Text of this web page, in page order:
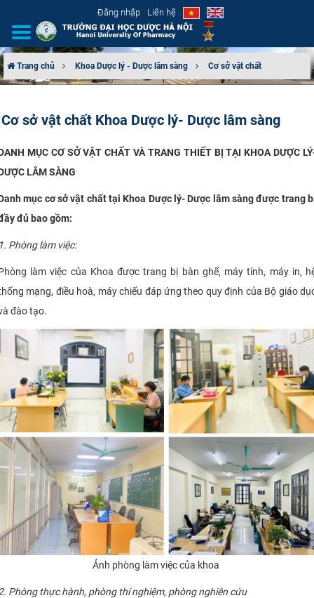
Đăng nhập Liên hệ
CƠ CẤU TỔ CHỨC
TUYỂN SINH
ĐÀO TẠO
KHOA HỌC CÔNG NGHỆ
HTQT
CỰU NGƯỜI HỌC
Trang chủ Khoa Dược lý - Dược lâm sàng Cơ sở vật chất
Cơ sở vật chất Khoa Dược lý- Dược lâm sàng
MỤC CƠ SỞ VẬT CHẤT VÀ TRANG THIẾT BỊ TẠI KHOA DƯỢC
LÂM SÀNG
mục cơ sở vật chất tại Khoa Dược lý- Dược lâm sàng được trang
đủ bao gồm:
Phòng làm việc:
làm việc của Khoa được trang bị bàn ghế, máy tính, máy in,
mạng, điều hoà, máy chiếu đáp ứng theo quy định của Bộ giáo
đào tạo.
Ảnh phòng làm việc của khoa
Phòng thực hành, phòng thí nghiệm, phòng nghiên cứu